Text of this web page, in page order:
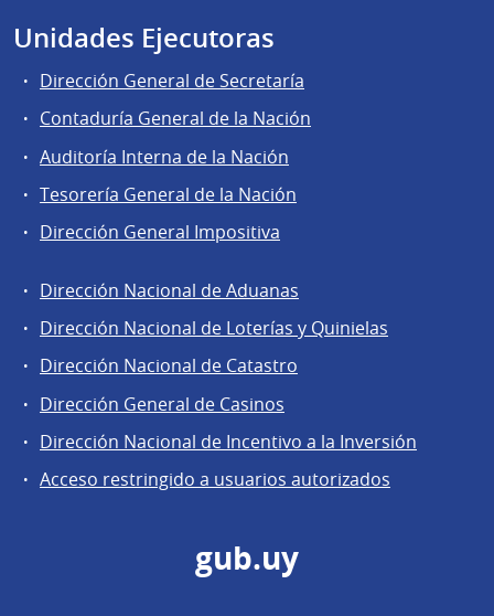
Unidades Ejecutoras
Dirección General de Secretaría
Contaduría General de la Nación
Auditoría Interna de la Nación
Tesorería General de la Nación
Dirección General Impositiva
Áreas
de
la
Dirección
General
de
Secretaría
Dirección Nacional de Aduanas
Dirección Nacional de Loterías y Quinielas
Dirección Nacional de Catastro
Dirección General de Casinos
Dirección Nacional de Incentivo a la Inversión
Acceso restringido a usuarios autorizados
gub.uy